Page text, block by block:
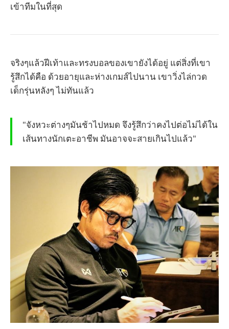
เข้าทีมในที่สุด
จริงๆแล้วฝีเท้าและทรงบอลของเขายังได้อยู่ แต่สิ่งที่เขา
รู้สึกได้คือ ด้วยอายุและห่างเกมส์ไปนาน เขาวิ่งไล่กวด
เด็กรุ่นหลังๆ ไม่ทันแล้ว
"จังหวะต่างๆมันช้าไปหมด จึงรู้สึกว่าคงไปต่อไม่ได้ใน
เส้นทางนักเตะอาชีพ มันอาจจะสายเกินไปแล้ว"